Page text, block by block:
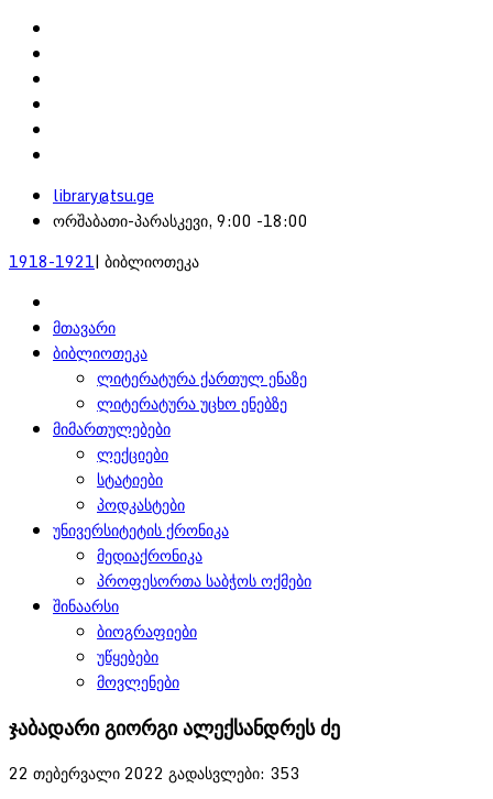
library@tsu.ge
ორშაბათი-პარასკევი, 9:00 -18:00
1918-1921| ბიბლიოთეკა
მთავარი
ბიბლიოთეკა
ლიტერატურა ქართულ ენაზე
ლიტერატურა უცხო ენებზე
მიმართულებები
ლექციები
სტატიები
პოდკასტები
უნივერსიტეტის ქრონიკა
მედიაქრონიკა
პროფესორთა საბჭოს ოქმები
შინაარსი
ბიოგრაფიები
უწყებები
მოვლენები
ჯაბადარი გიორგი ალექსანდრეს ძე
22 თებერვალი 2022 გადასვლები: 353